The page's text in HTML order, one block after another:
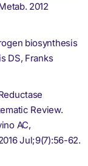
2012
biosynthesis
DS, Franks
Review.
AC,
Jul;9(7):56-62.